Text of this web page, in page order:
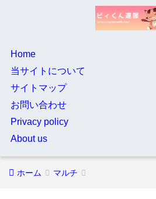
Home
当サイトについて
サイトマップ
お問い合わせ
Privacy policy
About us
ホーム マルチ